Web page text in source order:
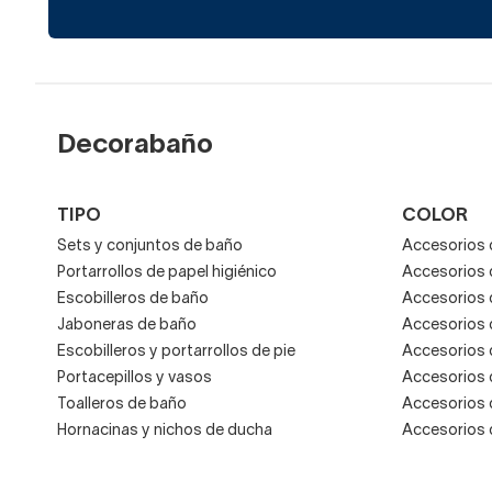
Si te gustan los baños
tradicionales o naturales,
Decorabaño
TIPO
Sets y conjuntos de baño
Portarrollos de papel higiénico
Escobilleros de baño
Jaboneras de baño
Escobilleros y portarrollos de pie
Portacepillos y vasos
Toalleros de baño
Hornacinas y nichos de ducha
COLOR
Accesorios
Accesorios
Accesorios
Accesorios
Accesorios
Accesorios
Accesorios
Accesorios